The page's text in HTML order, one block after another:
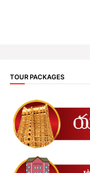
TOUR PACKAGES